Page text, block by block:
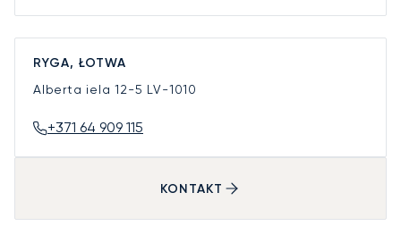
RYGA, ŁOTWA
Alberta iela 12-5 LV-1010
+371 64 909 115
KONTAKT